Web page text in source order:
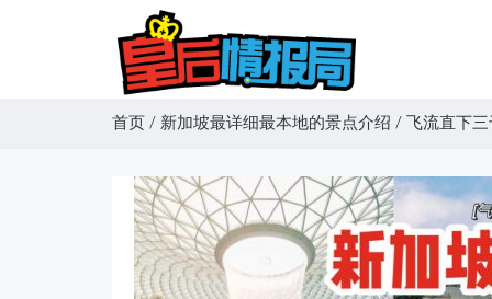
首页 / 新加坡最详细最本地的景点介绍 / 飞流直下